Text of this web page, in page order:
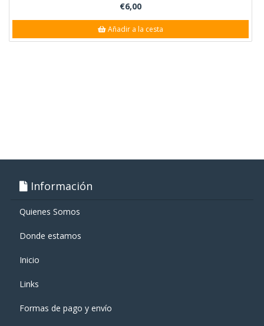
€6,00
Añadir a la cesta
Información
Quienes Somos
Donde estamos
Inicio
Links
Formas de pago y enví­o